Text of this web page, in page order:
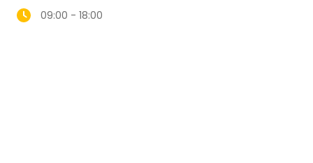
09:00 - 18:00